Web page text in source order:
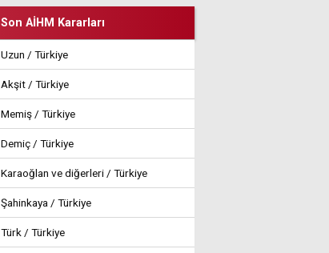
Son AİHM Kararları
Uzun / Türkiye
Akşit / Türkiye
Memiş / Türkiye
Demiç / Türkiye
Karaoğlan ve diğerleri / Türkiye
Şahinkaya / Türkiye
Türk / Türkiye